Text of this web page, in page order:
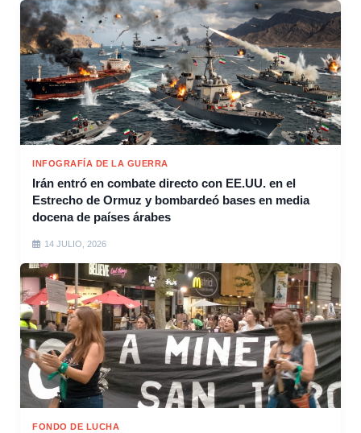
INFOGRAFÍA DE LA GUERRA
Irán entró en combate directo con EE.UU. en el
Estrecho de Ormuz y bombardeó bases en media
docena de países árabes
14 JULIO, 2026
FONDO DE LUCHA